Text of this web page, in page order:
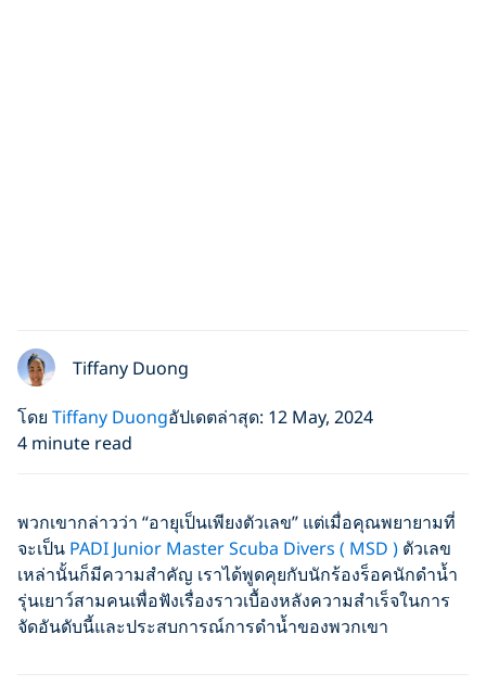
Tiffany Duong
โดย Tiffany Duongอัปเดตล่าสุด: 12 May, 2024
4 minute read
พวกเขากล่าวว่า “อายุเป็นเพียงตัวเลข” แต่เมื่อคุณพยายามที่
จะเป็น PADI Junior Master Scuba Divers ( MSD ) ตัวเลข
เหล่านั้นก็มีความสำคัญ เราได้พูดคุยกับนักร้องร็อคนักดำน้ำ
รุ่นเยาว์สามคนเพื่อฟังเรื่องราวเบื้องหลังความสำเร็จในการ
จัดอันดับนี้และประสบการณ์การดำน้ำของพวกเขา